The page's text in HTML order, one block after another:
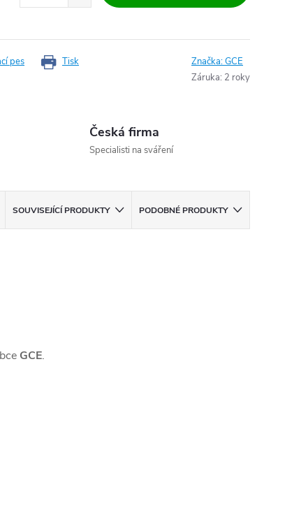
Tisk
pes Značka:GCE
Záruka: 2 roky
Česká firma
Specialisti na sváření
SOUVISEJÍCÍ PRODUKTY PODOBNÉ PRODUKTY
GCE.